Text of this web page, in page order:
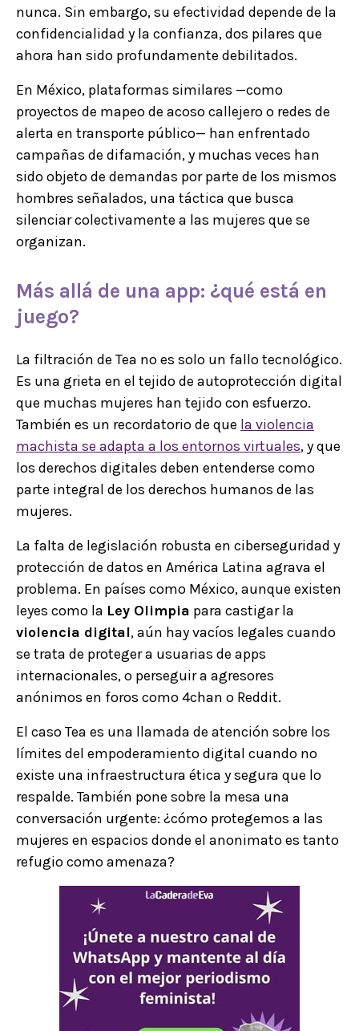
nunca. Sin embargo, su efectividad depende de la
confidencialidad y la confianza, dos pilares que
ahora han sido profundamente debilitados.
En México, plataformas similares —como
proyectos de mapeo de acoso callejero o redes de
alerta en transporte público— han enfrentado
campañas de difamación, y muchas veces han
sido objeto de demandas por parte de los mismos
hombres señalados, una táctica que busca
silenciar colectivamente a las mujeres que se
organizan.
Más allá de una app: ¿qué está en
juego?
La filtración de Tea no es solo un fallo tecnológico.
Es una grieta en el tejido de autoprotección digital
que muchas mujeres han tejido con esfuerzo.
También es un recordatorio de que la violencia
machista se adapta a los entornos virtuales, y que
los derechos digitales deben entenderse como
parte integral de los derechos humanos de las
mujeres.
La falta de legislación robusta en ciberseguridad y
protección de datos en América Latina agrava el
problema. En países como México, aunque existen
leyes como la Ley Olimpia para castigar la
violencia digital, aún hay vacíos legales cuando
se trata de proteger a usuarias de apps
internacionales, o perseguir a agresores
anónimos en foros como 4chan o Reddit.
El caso Tea es una llamada de atención sobre los
límites del empoderamiento digital cuando no
existe una infraestructura ética y segura que lo
respalde. También pone sobre la mesa una
conversación urgente: ¿cómo protegemos a las
mujeres en espacios donde el anonimato es tanto
refugio como amenaza?